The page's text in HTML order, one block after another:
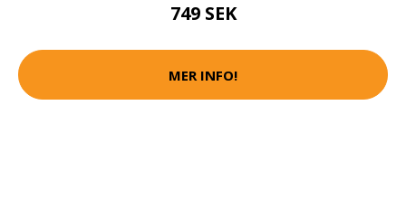
749 SEK
MER INFO!